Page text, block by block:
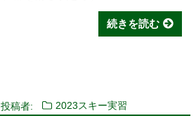
続きを読む
投稿者: 2023スキー実習